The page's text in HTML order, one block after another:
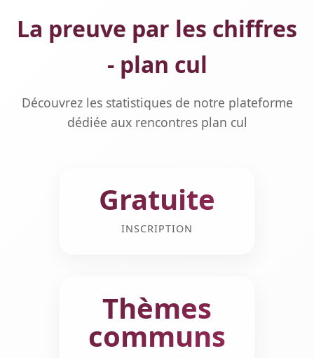
La preuve par les chiffres
- plan cul
Découvrez les statistiques de notre plateforme
dédiée aux rencontres plan cul
Gratuite
INSCRIPTION
Thèmes
communs